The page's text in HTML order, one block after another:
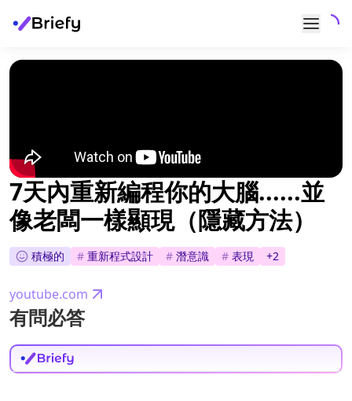
7天內重新編程你的大腦......並
像老闆一樣顯現（隱藏方法）
積極的 # 重新程式設計 # 潛意識 # 表現 +2
youtube.com
有問必答